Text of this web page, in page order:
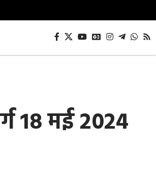
18 मई 2024